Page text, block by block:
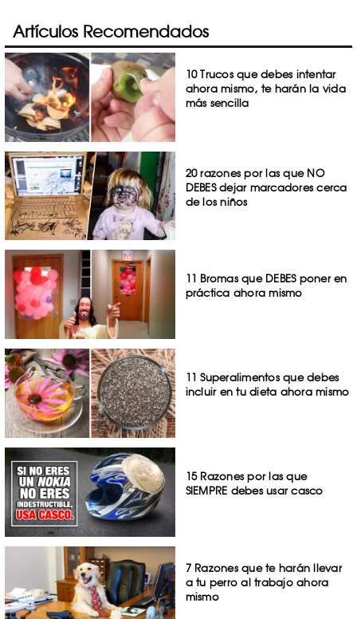
Artículos Recomendados
10 Trucos que debes intentar
ahora mismo, te harán la vida
más sencilla
20 razones por las que NO
DEBES dejar marcadores cerca
de los niños
11 Bromas que DEBES poner en
práctica ahora mismo
11 Superalimentos que debes
incluir en tu dieta ahora mismo
15 Razones por las que
SIEMPRE debes usar casco
7 Razones que te harán llevar
a tu perro al trabajo ahora
mismo